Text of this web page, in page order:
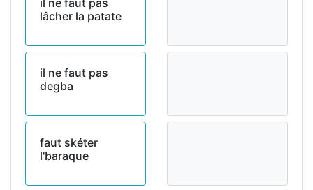
il ne faut pas
lâcher la patate
il ne faut pas
degba
faut skéter
l'baraque